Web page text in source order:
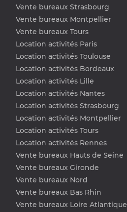
Vente bureaux Strasbourg
Vente bureaux Montpellier
Vente bureaux Tours
Location activités Paris
Location activités Toulouse
Location activités Bordeaux
Location activités Lille
Location activités Nantes
Location activités Strasbourg
Location activités Montpellier
Location activités Tours
Location activités Rennes
Vente bureaux Hauts de Seine
Vente bureaux Gironde
Vente bureaux Nord
Vente bureaux Bas Rhin
Vente bureaux Loire Atlantique